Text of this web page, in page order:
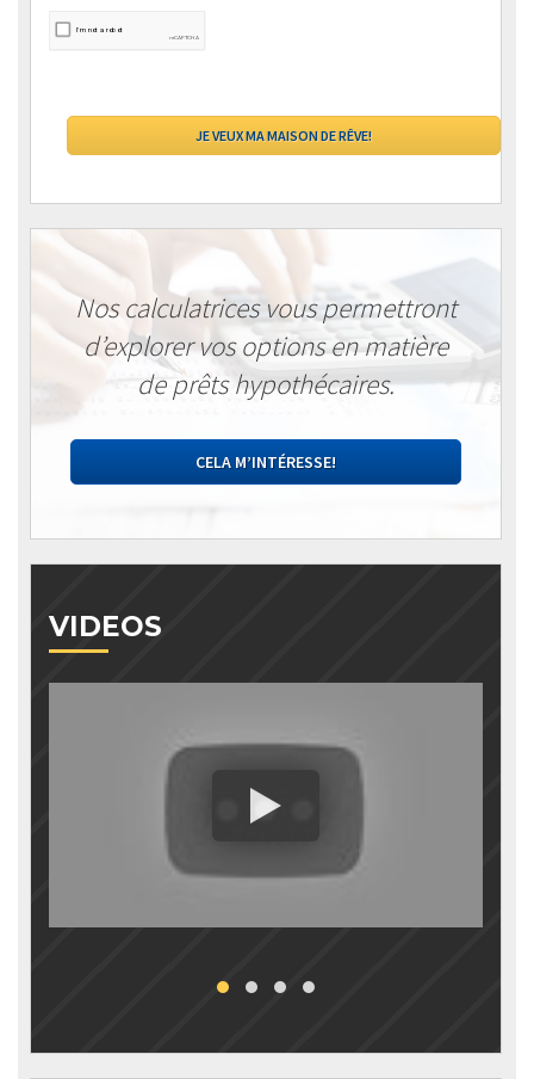
Nos calculatrices vous permettront
d’explorer vos options en matière
de prêts hypothécaires.
CELA M’INTÉRESSE!
VIDEOS